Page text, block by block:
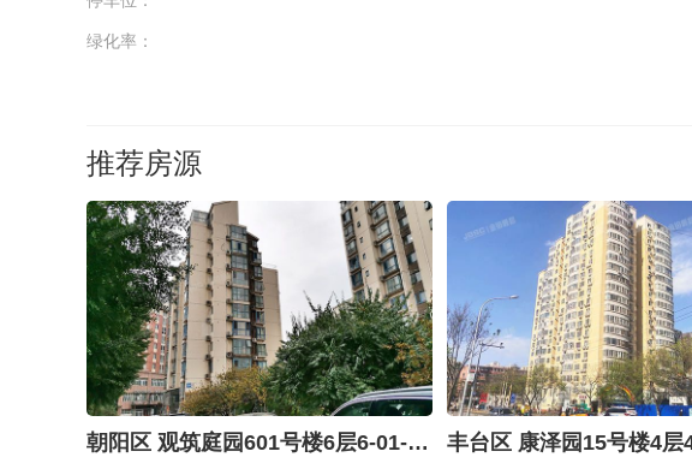
绿化率：
推荐房源
朝阳区 观筑庭园601号楼6层6-01-6-B